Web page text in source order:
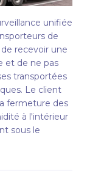
unifiée
de
recevoir une
et de ne pas
transportées
Le client
fermeture des
à l'intérieur
sous le